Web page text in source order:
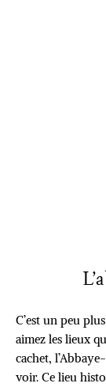
C’est un peu
aimez les lieux
cachet,
voir. Ce lieu